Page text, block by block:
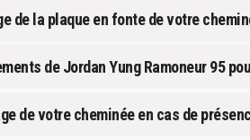
de la plaque en fonte de votre
de Jordan Yung Ramoneur 95
de votre cheminée en cas de